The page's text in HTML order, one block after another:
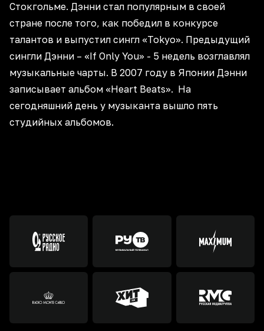
Стокгольме. Дэнни стал популярным в своей
стране после того, как победил в конкурсе
талантов и выпустил сингл «Tokyo». Предыдущий
сингли Дэнни – «If Only You» - 5 недель возглавлял
музыкальные чарты. В 2007 году в Японии Дэнни
записывает альбом «Heart Beats». На
сегодняшний день у музыканта вышло пять
студийных альбомов.